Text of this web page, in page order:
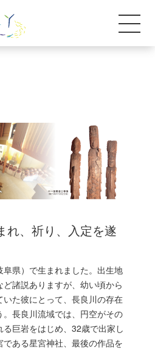
、祈り、 入定を遂
県）で生まれました。出生地
諸説ありますが、幼い頃から
た彼にとって、長良川の存在
長良川流域では、円空がその
巨岩をはじめ、32歳で出家し
ある星宮神社、最後の作品を